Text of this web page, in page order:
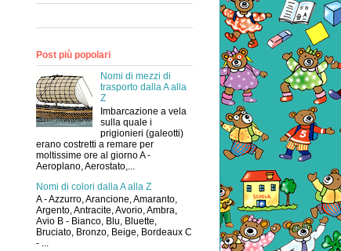
Post più popolari
Nomi di mezzi di
trasporto dalla A alla
Z
Imbarcazione a vela
sulla quale i
prigionieri (galeotti)
erano costretti a remare per
moltissime ore al giorno A -
Aeroplano, Aerostato,...
Nomi di colori dalla A alla Z
A - Azzurro, Arancione, Amaranto,
Argento, Antracite, Avorio, Ambra,
Avio B - Bianco, Blu, Bluette,
Bruciato, Bronzo, Beige, Bordeaux C
- ...